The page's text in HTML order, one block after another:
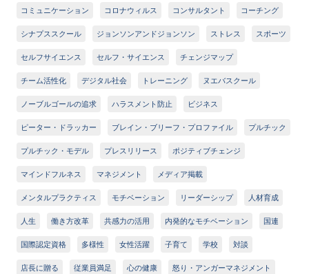
コミュニケーション コロナウィルス コンサルタント コーチング
シナプススクール ジョンソンアンドジョンソン ストレス スポーツ
セルフサイエンス セルフ・サイエンス チェンジマップ
チーム活性化 デジタル社会 トレーニング ヌエバスクール
ノーブルゴールの追求 ハラスメント防止 ビジネス
ピーター・ドラッカー ブレイン・ブリーフ・プロファイル プルチック
プルチック・モデル プレスリリース ポジティブチェンジ
マインドフルネス マネジメント メディア掲載
メンタルプラクティス モチベーション リーダーシップ 人材育成
人生 働き方改革 共感力の活用 内発的なモチベーション 国連
国際認定資格 多様性 女性活躍 子育て 学校 対談
店長に贈る 従業員満足 心の健康 怒り・アンガーマネジメント